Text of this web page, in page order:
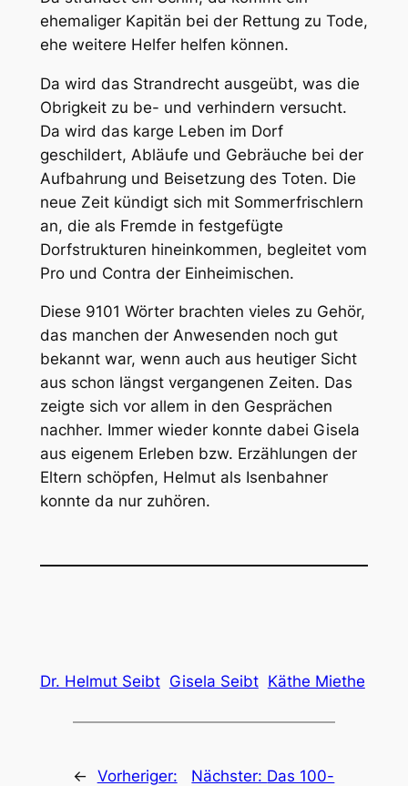
ehemaliger Kapitän bei der Rettung zu Tode,
ehe weitere Helfer helfen können.
Da wird das Strandrecht ausgeübt, was die
Obrigkeit zu be- und verhindern versucht.
Da wird das karge Leben im Dorf
geschildert, Abläufe und Gebräuche bei der
Aufbahrung und Beisetzung des Toten. Die
neue Zeit kündigt sich mit Sommerfrischlern
an, die als Fremde in festgefügte
Dorfstrukturen hineinkommen, begleitet vom
Pro und Contra der Einheimischen.
Diese 9101 Wörter brachten vieles zu Gehör,
das manchen der Anwesenden noch gut
bekannt war, wenn auch aus heutiger Sicht
aus schon längst vergangenen Zeiten. Das
zeigte sich vor allem in den Gesprächen
nachher. Immer wieder konnte dabei Gisela
aus eigenem Erleben bzw. Erzählungen der
Eltern schöpfen, Helmut als Isenbahner
konnte da nur zuhören.
Dr. Helmut Seibt Gisela Seibt Käthe Miethe
← Vorheriger:
Nächster: Das 100-